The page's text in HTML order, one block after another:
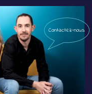
Contactez-nous